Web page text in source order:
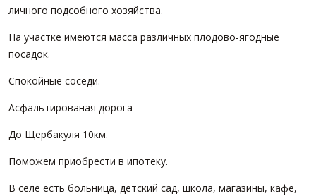
личного подсобного хозяйства.
На участке имеются масса различных плодово-ягодные
посадок.
Спокойные соседи.
Асфальтированая дорога
До Щербакуля 10км.
Поможем приобрести в ипотеку.
В селе есть больница, детский сад, школа, магазины, кафе,